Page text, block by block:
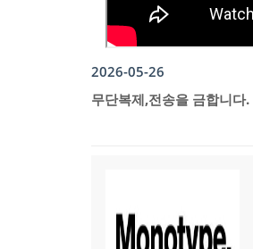
2026-05-26
무단복제,전송을 금합니다.